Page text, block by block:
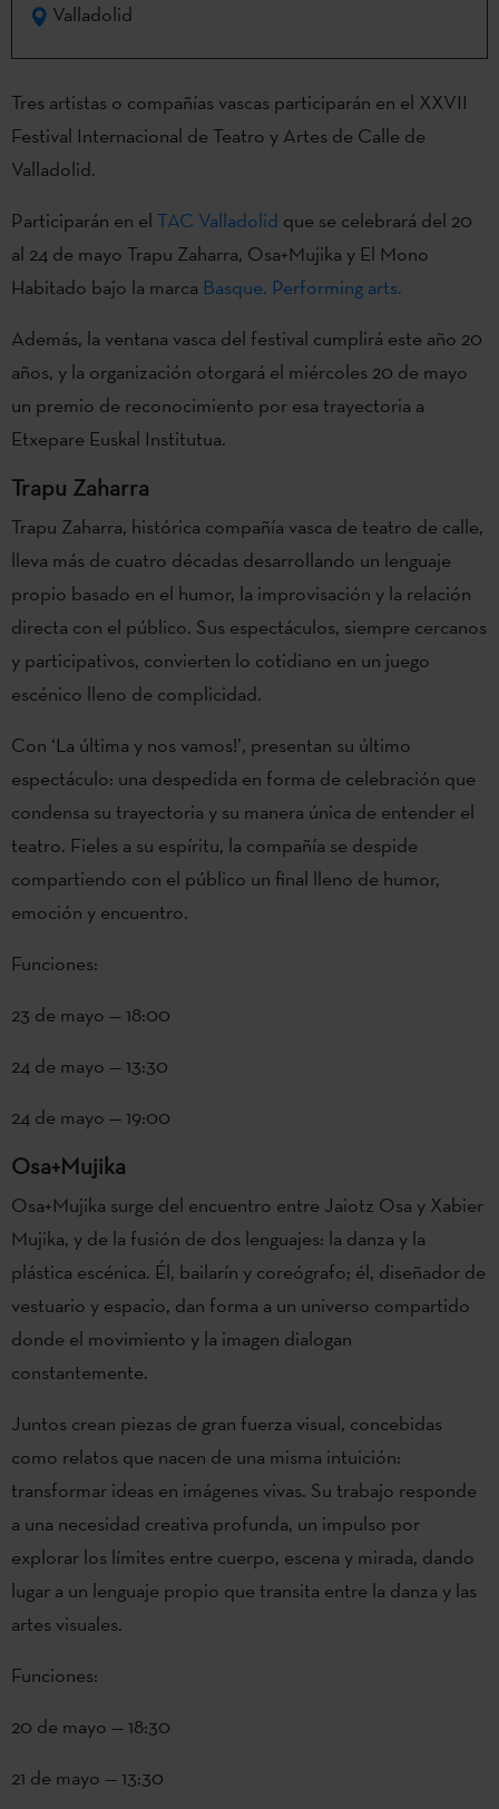
Valladolid
Tres artistas o compañías vascas participarán en el XXVII
Festival Internacional de Teatro y Artes de Calle de
Valladolid.
Participarán en el TAC Valladolid que se celebrará del 20
al 24 de mayo Trapu Zaharra, Osa+Mujika y El Mono
Habitado bajo la marca Basque. Performing arts.
Además, la ventana vasca del festival cumplirá este año 20
años, y la organización otorgará el miércoles 20 de mayo
un premio de reconocimiento por esa trayectoria a
Etxepare Euskal Institutua.
Trapu Zaharra
Trapu Zaharra, histórica compañía vasca de teatro de calle,
lleva más de cuatro décadas desarrollando un lenguaje
propio basado en el humor, la improvisación y la relación
directa con el público. Sus espectáculos, siempre cercanos
y participativos, convierten lo cotidiano en un juego
escénico lleno de complicidad.
Con ‘La última y nos vamos!’, presentan su último
espectáculo: una despedida en forma de celebración que
condensa su trayectoria y su manera única de entender el
teatro. Fieles a su espíritu, la compañía se despide
compartiendo con el público un final lleno de humor,
emoción y encuentro.
Funciones:
23 de mayo — 18:00
24 de mayo — 13:30
24 de mayo — 19:00
Osa+Mujika
Osa+Mujika surge del encuentro entre Jaiotz Osa y Xabier
Mujika, y de la fusión de dos lenguajes: la danza y la
plástica escénica. Él, bailarín y coreógrafo; él, diseñador de
vestuario y espacio, dan forma a un universo compartido
donde el movimiento y la imagen dialogan
constantemente.
Juntos crean piezas de gran fuerza visual, concebidas
como relatos que nacen de una misma intuición:
transformar ideas en imágenes vivas. Su trabajo responde
a una necesidad creativa profunda, un impulso por
explorar los límites entre cuerpo, escena y mirada, dando
lugar a un lenguaje propio que transita entre la danza y las
artes visuales.
Funciones:
20 de mayo — 18:30
21 de mayo — 13:30